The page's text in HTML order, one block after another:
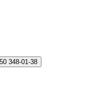
348-01-38